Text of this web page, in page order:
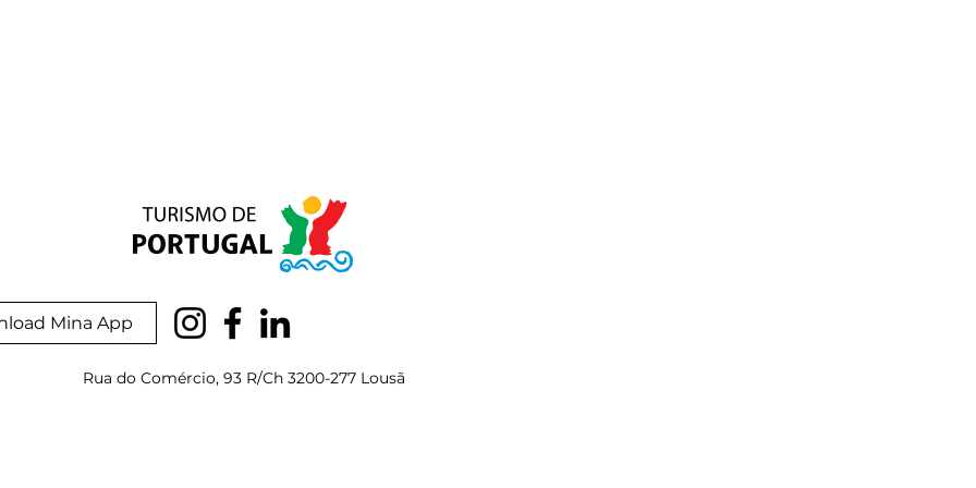
Mina App
Rua do Comércio, 93 R/Ch 3200-277 Lousã